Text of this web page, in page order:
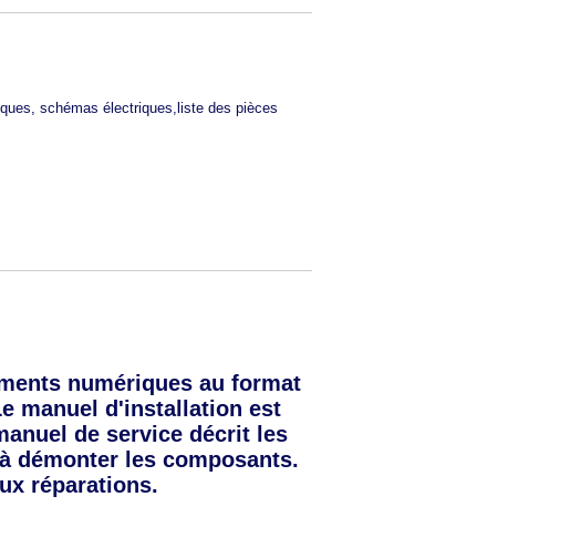
schémas électriques,liste des pièces
numériques au format
manuel d'installation est
de service décrit les
démonter les composants.
réparations.